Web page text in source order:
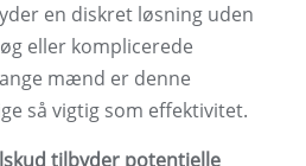
en diskret løsning uden
eller komplicerede
mænd er denne
så vigtig som effektivitet.
tilbyder potentielle